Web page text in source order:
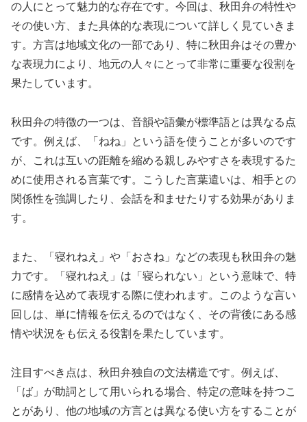
の人にとって魅力的な存在です。今回は、秋田弁の特性や
その使い方、また具体的な表現について詳しく見ていきま
す。方言は地域文化の一部であり、特に秋田弁はその豊か
な表現力により、地元の人々にとって非常に重要な役割を
果たしています。
秋田弁の特徴の一つは、音韻や語彙が標準語とは異なる点
です。例えば、「ねね」という語を使うことが多いのです
が、これは互いの距離を縮める親しみやすさを表現するた
めに使用される言葉です。こうした言葉遣いは、相手との
関係性を強調したり、会話を和ませたりする効果がありま
す。
また、「寝れねえ」や「おさね」などの表現も秋田弁の魅
力です。「寝れねえ」は「寝られない」という意味で、特
に感情を込めて表現する際に使われます。このような言い
回しは、単に情報を伝えるのではなく、その背後にある感
情や状況をも伝える役割を果たしています。
注目すべき点は、秋田弁独自の文法構造です。例えば、
「ば」が助詞として用いられる場合、特定の意味を持つこ
とがあり、他の地域の方言とは異なる使い方をすることが